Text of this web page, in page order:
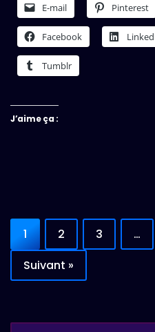
E-mail Pinterest
Facebook
Tumblr
J’aime ça :
1 2 3 …
Suivant »